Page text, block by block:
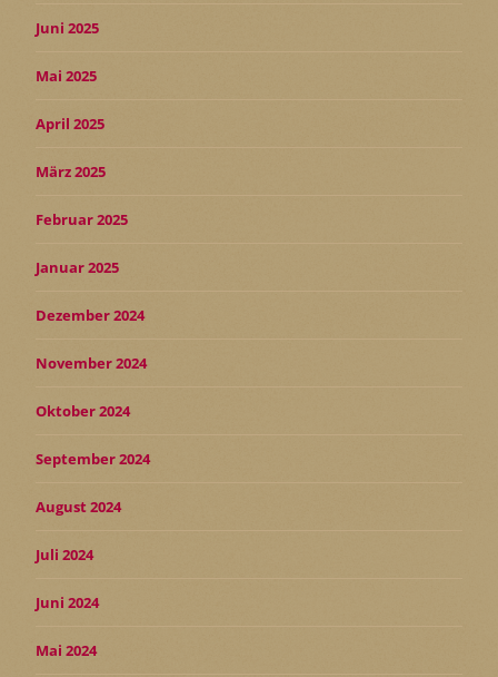
Juni 2025
Mai 2025
April 2025
März 2025
Februar 2025
Januar 2025
Dezember 2024
November 2024
Oktober 2024
September 2024
August 2024
Juli 2024
Juni 2024
Mai 2024